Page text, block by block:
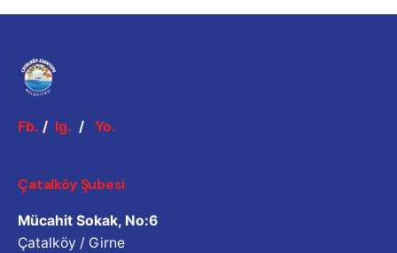
Fb. / Ig. / Yo.
Çatalköy Şubesi
Mücahit Sokak, No:6
Çatalköy / Girne